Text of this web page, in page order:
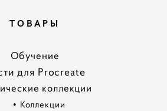
ТОВАРЫ
Обучение
для Procreate
коллекции
• Коллекции